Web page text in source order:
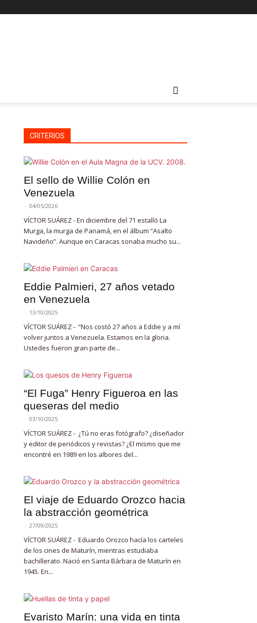
CRITERIOS
El sello de Willie Colón en
Venezuela
- 04/05/2026
VÍCTOR SUÁREZ - En diciembre del 71 estalló La
Murga, la murga de Panamá, en el álbum “Asalto
Navideño”. Aunque en Caracas sonaba mucho su...
Eddie Palmieri, 27 años vetado
en Venezuela
- 13/10/2025
VÍCTOR SUÁREZ - “Nos costó 27 años a Eddie y a mí
volver juntos a Venezuela. Estamos en la gloria.
Ustedes fueron gran parte de...
“El Fuga” Henry Figueroa en las
queseras del medio
- 03/10/2025
VÍCTOR SUÁREZ - ¿Tú no eras fotógrafo? ¿diseñador
y editor de periódicos y revistas? ¿El mismo que me
encontré en 1989 en los albores del...
El viaje de Eduardo Orozco hacia
la abstracción geométrica
- 27/09/2025
VÍCTOR SUÁREZ - Eduardo Orozco hacía los carteles
de los cines de Maturín, mientras estudiaba
bachillerato. Nació en Santa Bárbara de Maturín en
1945. En...
Evaristo Marín: una vida en tinta